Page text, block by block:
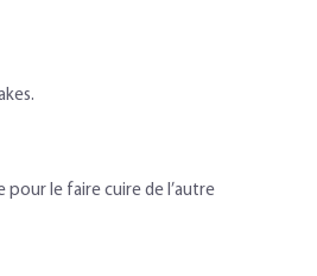
le faire cuire de l’autre